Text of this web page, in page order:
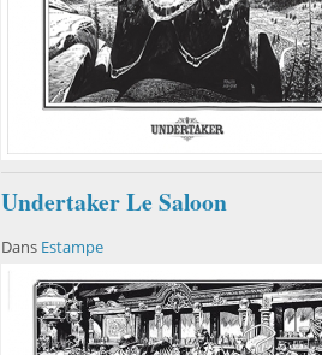
Undertaker Le Saloon
Dans Estampe